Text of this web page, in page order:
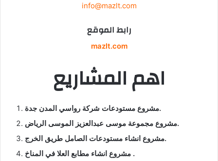
info@mazlt.com
رابط الموقع
mazlt.com
اهم المشاريع
مشروع مستودعات شركة رواسي المدن جدة.
مشروع مجموعة موسى عبدالعزيز الموسى الرياض.
مشروع انشاء مستودعات الصامل طريق الخرج.
مشروع انشاء مطابع العلا في المناخ .